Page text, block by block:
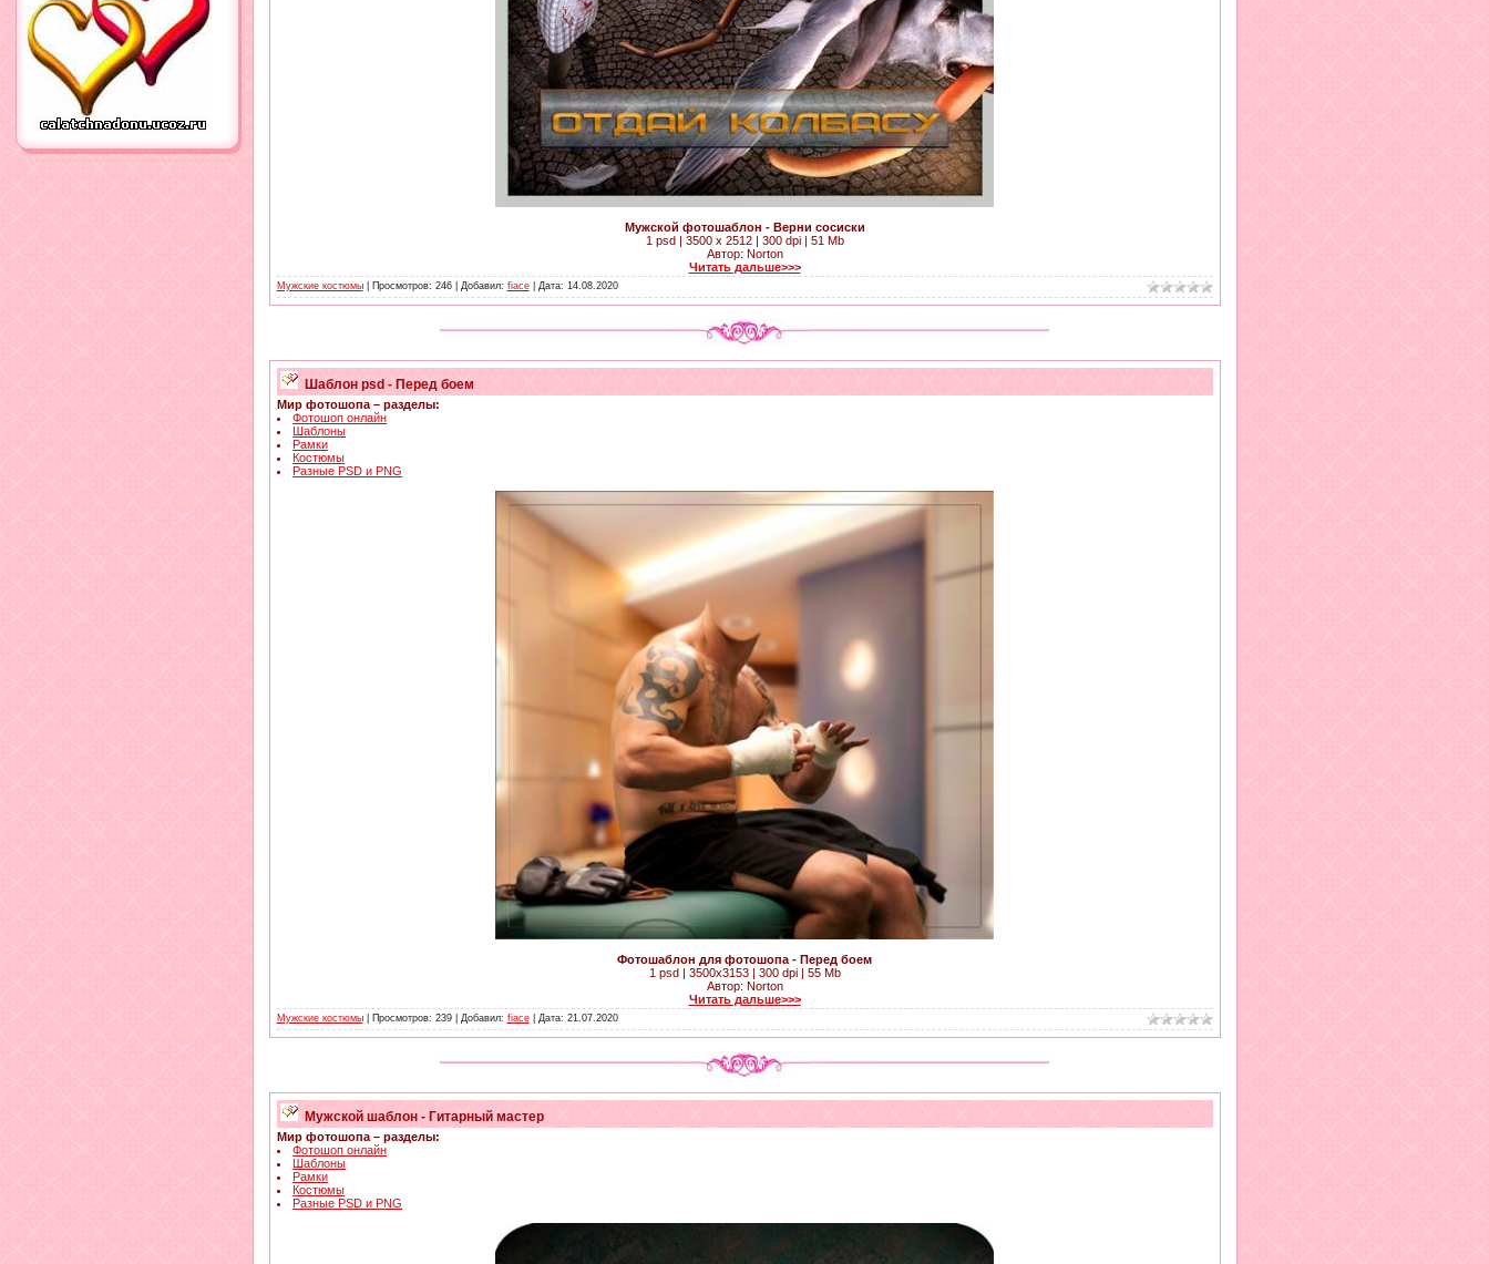
Мужской фотошаблон - Верни сосиски
1 psd | 3500 x 2512 | 300 dpi | 51 Mb
Автор: Norton
Читать дальше>>>
Мужские костюмы| Просмотров: 246 | Добавил: fiace| Дата: 14.08.2020
Шаблон psd - Перед боем
Мир фотошопа – разделы:
Фотошоп онлайн
Шаблоны
Рамки
Костюмы
Разные PSD и PNG
Фотошаблон для фотошопа - Перед боем
1 psd | 3500x3153 | 300 dpi | 55 Mb
Автор: Norton
Читать дальше>>>
Мужские костюмы| Просмотров: 239 | Добавил: fiace| Дата: 21.07.2020
Мужской шаблон - Гитарный мастер
Мир фотошопа – разделы:
Фотошоп онлайн
Шаблоны
Рамки
Костюмы
Разные PSD и PNG